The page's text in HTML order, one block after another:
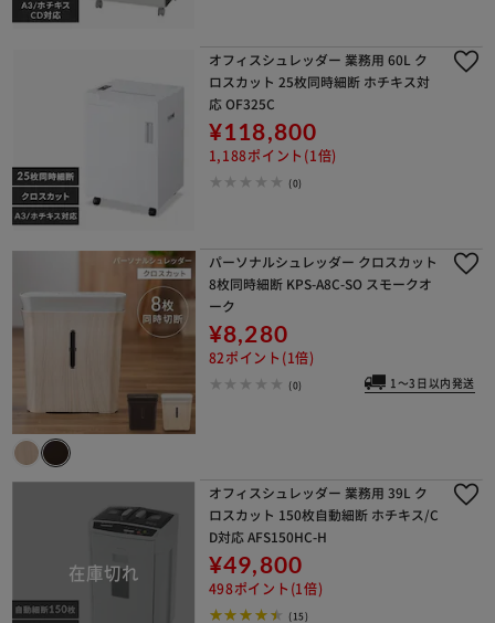
オフィスシュレッダー 業務用 60L ク
ロスカット 25枚同時細断 ホチキス対
応 OF325C
¥118,800
1,188ポイント(1倍)
(0)
パーソナルシュレッダー クロスカット
8枚同時細断 KPS-A8C-SO スモークオ
ーク
¥8,280
82ポイント(1倍)
(0) 1～3日以内発送
オフィスシュレッダー 業務用 39L ク
ロスカット 150枚自動細断 ホチキス/C
D対応 AFS150HC-H
¥49,800
498ポイント(1倍)
(15)